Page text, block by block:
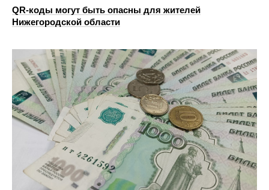
QR-коды могут быть опасны для жителей
Нижегородской области